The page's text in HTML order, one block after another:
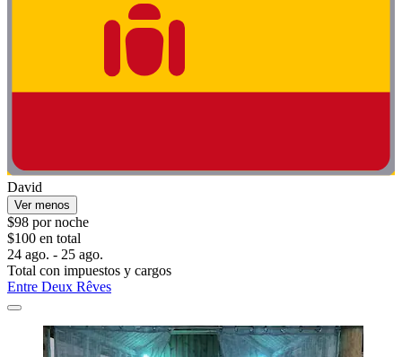
David
Ver menos
$98 por noche
$100 en total
24 ago. - 25 ago.
Total con impuestos y cargos
Entre Deux Rêves